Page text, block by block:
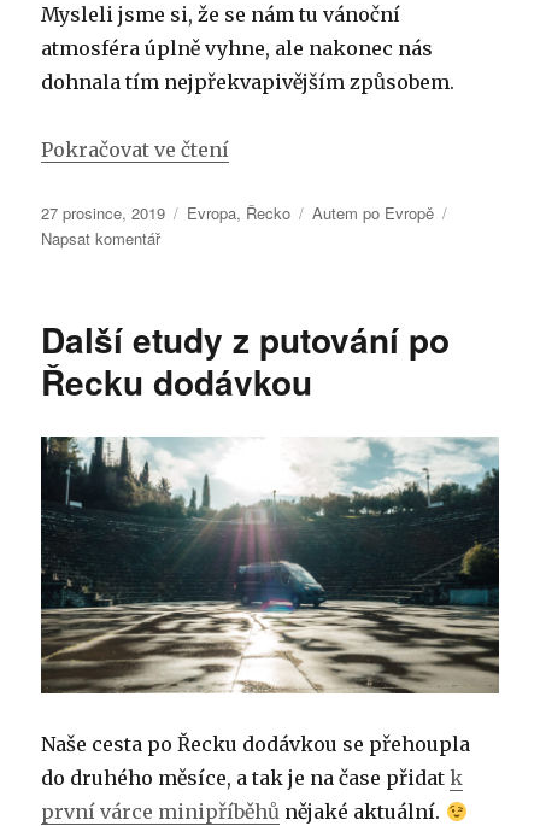
Mysleli jsme si, že se nám tu vánoční
atmosféra úplně vyhne, ale nakonec nás
dohnala tím nejpřekvapivějším způsobem.
Pokračovat ve čtení
Publikováno:
27 prosince, 2019 Rubriky:
Evropa, Řecko Štítky:
Autem po Evropě
Napsat komentářpro
Vánoční
pro
Cestovatelku
Další etudy z putování po
Řecku dodávkou
Naše cesta po Řecku dodávkou se přehoupla
do druhého měsíce, a tak je na čase přidatk
první várce minipříběhů nějaké aktuální.